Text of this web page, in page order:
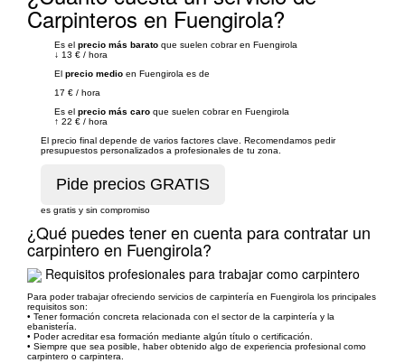
Carpinteros en Fuengirola?
Es el precio más barato que suelen cobrar en Fuengirola
↓ 13 € / hora
El precio medio en Fuengirola es de
17 € / hora
Es el precio más caro que suelen cobrar en Fuengirola
↑ 22 € / hora
El precio final depende de varios factores clave. Recomendamos pedir
presupuestos personalizados a profesionales de tu zona.
es gratis y sin compromiso
¿Qué puedes tener en cuenta para contratar un
carpintero en Fuengirola?
Requisitos profesionales para trabajar como carpintero
Para poder trabajar ofreciendo servicios de carpintería en Fuengirola los principales
requisitos son:
• Tener formación concreta relacionada con el sector de la carpintería y la
ebanistería.
• Poder acreditar esa formación mediante algún título o certificación.
• Siempre que sea posible, haber obtenido algo de experiencia profesional como
carpintero o carpintera.